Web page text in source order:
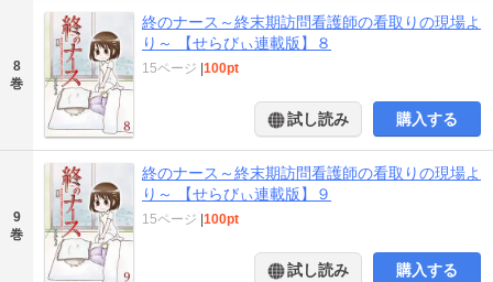
8
巻
終のナース～終末期訪問看護師の看取りの現場よ
り～ 【せらびぃ連載版】８
15ページ |100pt
試し読み 購入する
9
巻
終のナース～終末期訪問看護師の看取りの現場よ
り～ 【せらびぃ連載版】９
15ページ |100pt
試し読み 購入する